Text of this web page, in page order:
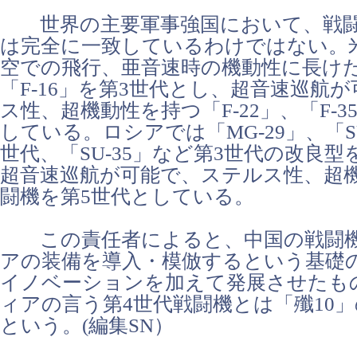
世界の主要軍事強国において、戦
は完全に一致しているわけではない。
空での飛行、亜音速時の機動性に長け
「F-16」を第3世代とし、超音速巡航
ス性、超機動性を持つ「F-22」、「F-
している。ロシアでは「MG-29」、「
世代、「SU-35」など第3世代の改良型
超音速巡航が可能で、ステルス性、超
闘機を第5世代としている。
この責任者によると、中国の戦闘
アの装備を導入・模倣するという基礎
イノベーションを加えて発展させたも
ィアの言う第4世代戦闘機とは「殲10
という。(編集SN）